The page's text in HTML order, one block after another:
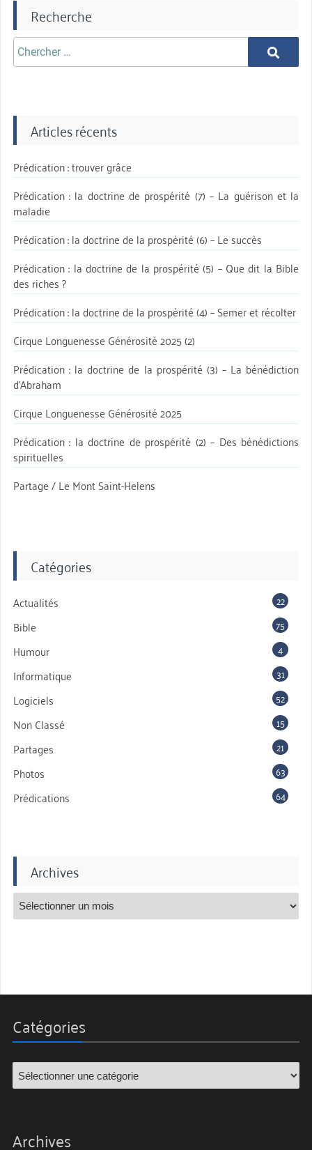
Recherche
Chercher
aprè:
Chercher
Articles récents
Prédication : trouver grâce
Prédication : la doctrine de prospérité (7) – La guérison et la
maladie
Prédication : la doctrine de la prospérité (6) – Le succès
Prédication : la doctrine de la prospérité (5) – Que dit la Bible
des riches ?
Prédication : la doctrine de la prospérité (4) – Semer et récolter
Cirque Longuenesse Générosité 2025 (2)
Prédication : la doctrine de la prospérité (3) – La bénédiction
d’Abraham
Cirque Longuenesse Générosité 2025
Prédication : la doctrine de prospérité (2) – Des bénédictions
spirituelles
Partage / Le Mont Saint-Helens
Catégories
Actualités 22
Bible 75
Humour 4
Informatique 31
Logiciels 52
Non Classé 15
Partages 21
Photos 63
Prédications 64
Archives
Catégories
Archives